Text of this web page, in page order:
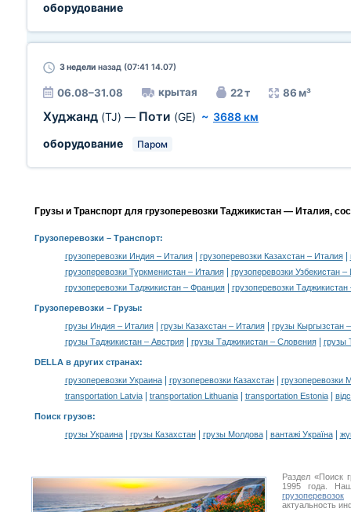
оборудование
3 недели назад (07:41 14.07)
06.08–31.08 крытая 22 т 86 м³
Худжанд (TJ) — Поти (GE) ~ 3688 км
оборудование
Паром
Грузы и Транспорт для грузоперевозки Таджикистан — Италия,
Грузоперевозки – Транспорт:
грузоперевозки Индия – Италия| грузоперевозки Казахстан – Италия|
грузоперевозки Туркменистан – Италия|
грузоперевозки Узбекистан –
грузоперевозки Таджикистан – Франция| грузоперевозки
Грузоперевозки – Грузы:
грузы Индия – Италия| грузы Казахстан – Италия|
грузы Кыргызстан
грузы Таджикистан – Австрия| грузы Таджикистан – Словения| грузы
DELLA в других странах:
грузоперевозки Украина| грузоперевозки Казахстан|
грузоперевозки
transportation Latvia| transportation Lithuania| transportation Estonia|
Поиск грузов:
грузы Украина| грузы Казахстан| грузы Молдова| вантажі Україна|
Раздел «Поиск
1995 года.
грузоперевозок
актуальность